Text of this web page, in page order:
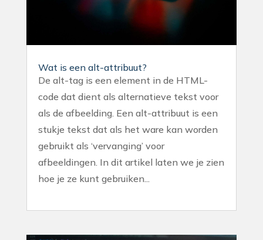
Wat is een alt-attribuut?
De alt-tag is een element in de HTML-
code dat dient als alternatieve tekst voor
als de afbeelding. Een alt-attribuut is een
stukje tekst dat als het ware kan worden
gebruikt als ‘vervanging’ voor
afbeeldingen. In dit artikel laten we je zien
hoe je ze kunt gebruiken...